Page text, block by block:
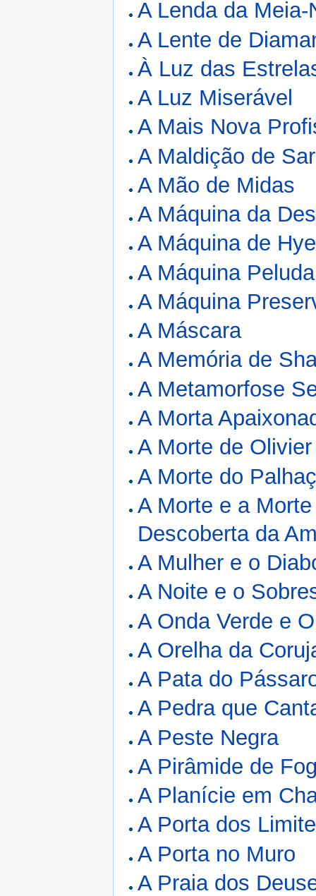
A Lenda da Meia-
A Lente de
À Luz das
A Luz Miserável
A Mais Nova
A Maldição de
A Mão de Midas
A Máquina da
A Máquina de
A Máquina Peluda
A Máquina
A Máscara
A Memória de
A Metamorfose
A Morta
A Morte de
A Morte do
A Morte e a
Descoberta da
A Mulher e o
A Noite e o
A Onda Verde e
A Orelha da
A Pata do
A Pedra que
A Peste Negra
A Pirâmide de
A Planície em
A Porta dos
A Porta no Muro
A Praia dos